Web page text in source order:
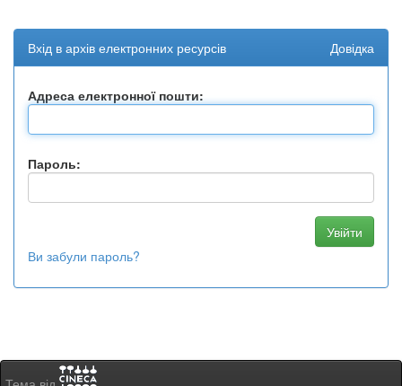
Вхід в архів електронних ресурсів Довідка
Адреса електронної пошти:
Пароль:
Ви забули пароль?